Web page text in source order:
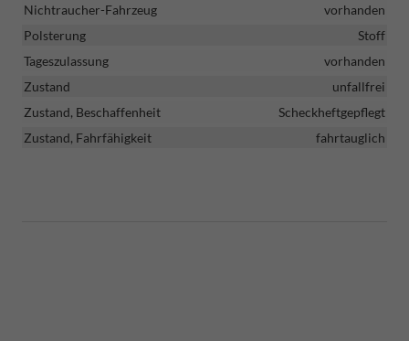
Nichtraucher-Fahrzeug
vorhanden
Polsterung
Stoff
Tageszulassung
vorhanden
Zustand
unfallfrei
Zustand, Beschaffenheit
Scheckheftgepflegt
Zustand, Fahrfähigkeit
fahrtauglich